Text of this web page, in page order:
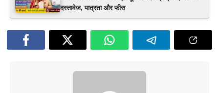
दस्तावेज, पात्रता और फीस